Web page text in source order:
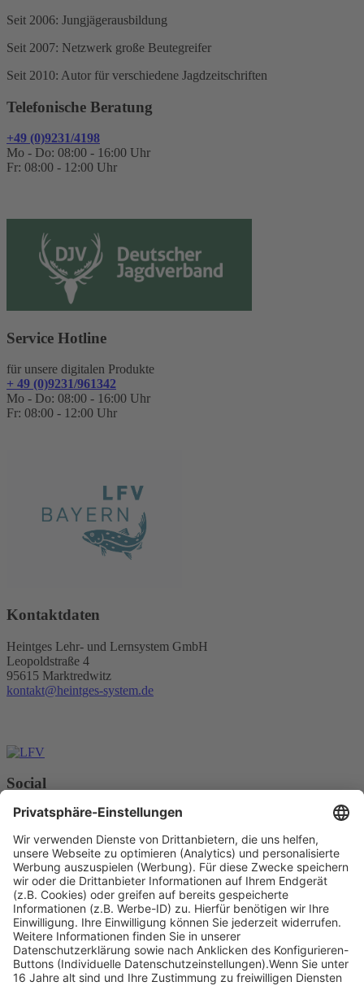
Seit 2006: Jungjägerausbildung
Seit 2007: Netzwerk große Beutegreifer
Seit 2010: Autor für verschiedene Jagdzeitschriften
Telefonische Beratung
+49 (0)9231/4198
Mo - Do: 08:00 - 16:00 Uhr
Fr: 08:00 - 12:00 Uhr
Service Hotline
für unsere digitalen Produkte
+ 49 (0)9231/961342
Mo - Do: 08:00 - 16:00 Uhr
Fr: 08:00 - 12:00 Uhr
Kontaktdaten
Heintges Lehr- und Lernsystem GmbH
Leopoldstraße 4
95615 Marktredwitz
kontakt@heintges-system.de
Social
Facebook
Youtube
© Copyright - Heintges Lehr- und Lernsystem GmbH
Impressum
Informationspflichten
Datenschutz
Widerrufsbelehrung